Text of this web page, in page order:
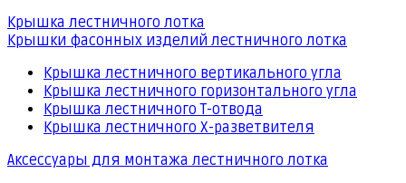
Крышка лестничного лотка
Крышки фасонных изделий лестничного лотка
Крышка лестничного вертикального угла
Крышка лестничного горизонтального угла
Крышка лестничного Т-отвода
Крышка лестничного Х-разветвителя
Аксессуары для монтажа лестничного лотка